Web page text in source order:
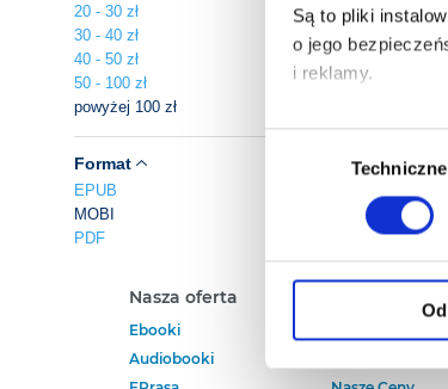
Są to pliki
o jego
i reklamy.
Poza plikami,
Twojej zgody.
Każda udzielona
Wybór
Techniczne
20 - 30 zł
30 - 40 zł
40 - 50 zł
50 - 100 zł
powyżej 100 zł
Format
EPUB
MOBI
PDF
Nasza oferta
Ebooki
Audiobooki